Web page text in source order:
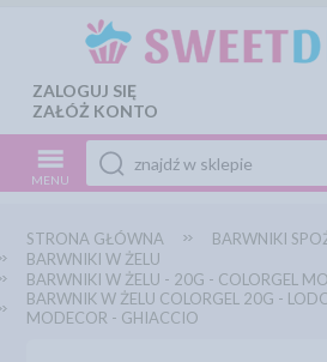
ZALOGUJ SIĘ
ZAŁÓŻ KONTO
MENU
STRONA GŁÓWNA
BARWNIKI
BARWNIKI W ŻELU
BARWNIKI W ŻELU - 20G - COLORGEL
BARWNIK W ŻELU COLORGEL 20G -
MODECOR - GHIACCIO